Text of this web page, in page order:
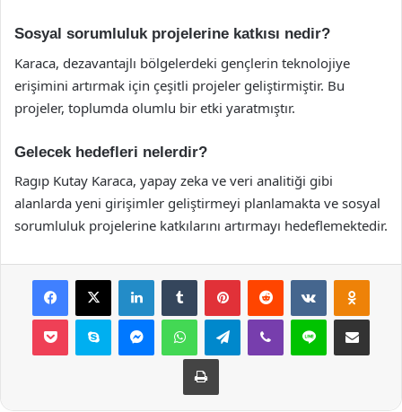
Sosyal sorumluluk projelerine katkısı nedir?
Karaca, dezavantajlı bölgelerdeki gençlerin teknolojiye
erişimini artırmak için çeşitli projeler geliştirmiştir. Bu
projeler, toplumda olumlu bir etki yaratmıştır.
Gelecek hedefleri nelerdir?
Ragıp Kutay Karaca, yapay zeka ve veri analitiği gibi
alanlarda yeni girişimler geliştirmeyi planlamakta ve sosyal
sorumluluk projelerine katkılarını artırmayı hedeflemektedir.
Facebook
X LinkedInTumblr PinterestReddit VKontakte
Pocket Skype MessengerWhatsAppTelegramViber Line E-Posta ile
Yazdır